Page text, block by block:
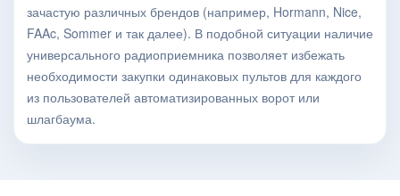
зачастую различных брендов (например, Hormann, Nice,
FAAc, Sommer и так далее). В подобной ситуации наличие
универсального радиоприемника позволяет избежать
необходимости закупки одинаковых пультов для каждого
из пользователей автоматизированных ворот или
шлагбаума.